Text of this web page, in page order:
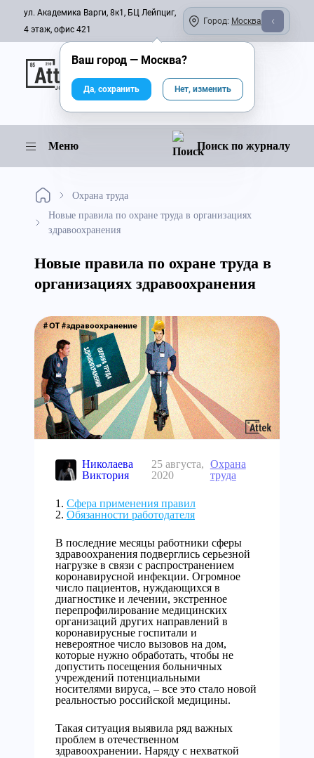
ул. Академика Варги, 8к1, БЦ Лейпциг,
4 этаж, офис 421
Город: Москва
Онлайн-журнал
Меню Поиск по журналу
Охрана труда
Новые правила по охране труда в организациях
здравоохранения
Новые правила по охране труда в
организациях здравоохранения
Николаева
Виктория
25 августа,
2020
Охрана
труда
Сфера применения правил
Обязанности работодателя
В последние месяцы работники сферы
здравоохранения подверглись серьезной
нагрузке в связи с распространением
коронавирусной инфекции. Огромное
число пациентов, нуждающихся в
диагностике и лечении, экстренное
перепрофилирование медицинских
организаций других направлений в
коронавирусные госпитали и
невероятное число вызовов на дом,
которые нужно обработать, чтобы не
допустить посещения больничных
учреждений потенциальными
носителями вируса, – все это стало новой
реальностью российской медицины.
Такая ситуация выявила ряд важных
проблем в отечественном
здравоохранении. Наряду с нехваткой
Ваш город — Москва?
Да, сохранить Нет, изменить